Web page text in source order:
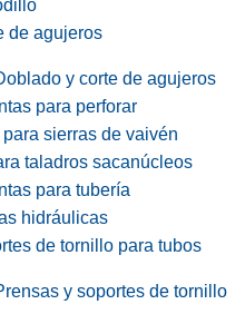
de agujeros
y corte de agujeros
para perforar
sierras de vaivén
taladros sacanúcleos
para tubería
hidráulicas
de tornillo para tubos
y soportes de tornillo